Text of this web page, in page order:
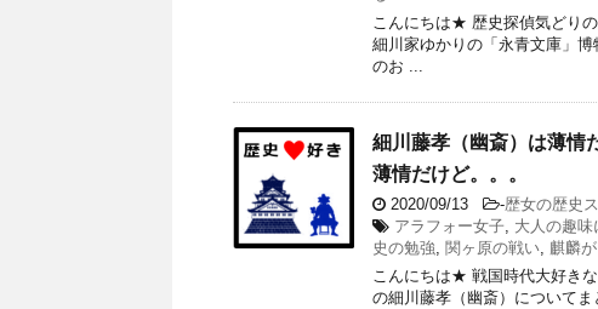
こんにちは★ 歴史探偵気どり
細川家ゆかりの「永青文庫」
のお ...
細川藤孝（幽斎）は薄情
薄情だけど。。。
2020/09/13 -歴女の歴史
アラフォー女子, 大人の趣味
史の勉強, 関ヶ原の戦い, 麒麟
こんにちは★ 戦国時代大好き
の細川藤孝（幽斎）について